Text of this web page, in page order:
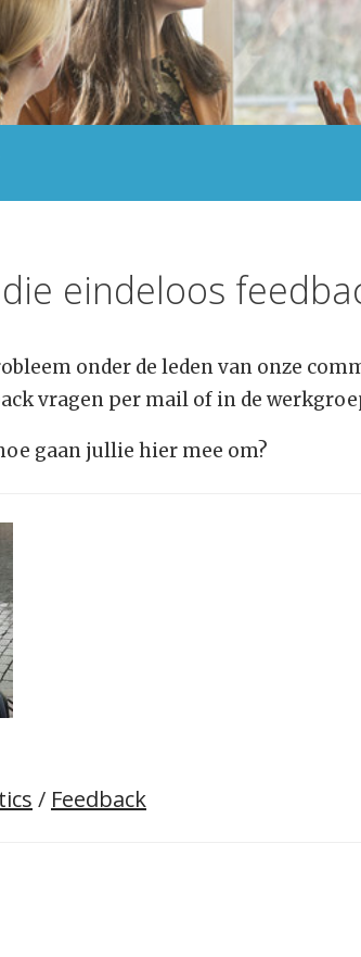
eindeloos
onder de leden van onze
vragen per mail of in de
gaan jullie hier mee om?
/ Feedback